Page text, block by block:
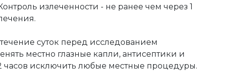
излеченности - не ранее чем через 1
суток перед исследованием
местно глазные капли, антисептики и
часов исключить любые местные процедуры.